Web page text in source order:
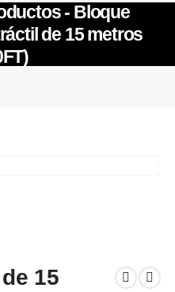
- Bloque
de 15 metros
15